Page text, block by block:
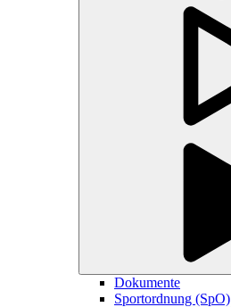
Dokumente
Sportordnung (SpO)